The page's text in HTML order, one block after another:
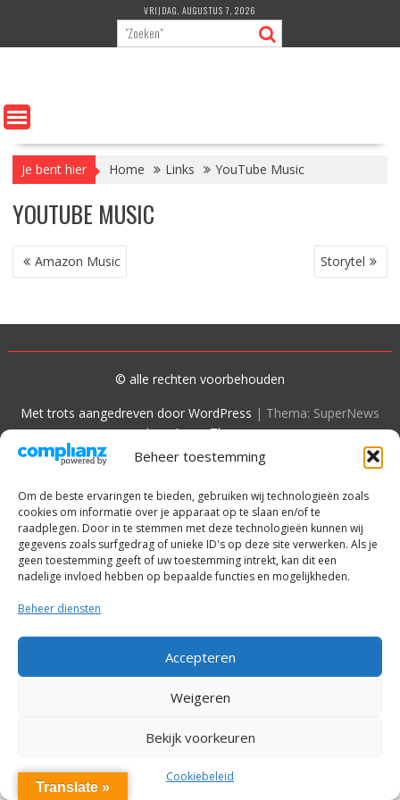
Beheer toestemming
Om de beste ervaringen te bieden, gebruiken wij technologieën zoals
cookies om informatie over je apparaat op te slaan en/of te
raadplegen. Door in te stemmen met deze technologieën kunnen wij
gegevens zoals surfgedrag of unieke ID's op deze site verwerken. Als je
geen toestemming geeft of uw toestemming intrekt, kan dit een
nadelige invloed hebben op bepaalde functies en mogelijkheden.
Beheer diensten
Accepteren
Weigeren
Bekijk voorkeuren
Cookiebeleid
de
VRIJDAG, AUGUSTUS 7, 2026
Je bent hier Home Links YouTube Music
YOUTUBE MUSIC
BERICHT
NAVIGATIE
Amazon Music Storytel
© alle rechten voorbehouden
Met trots aangedreven door WordPress | Thema: SuperNews
doorAcme Themes
Translate »